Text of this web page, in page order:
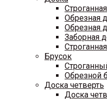
Обрезная
Обрезная
Заборная
Брусок
Обрезной
Доска четверть
Доска